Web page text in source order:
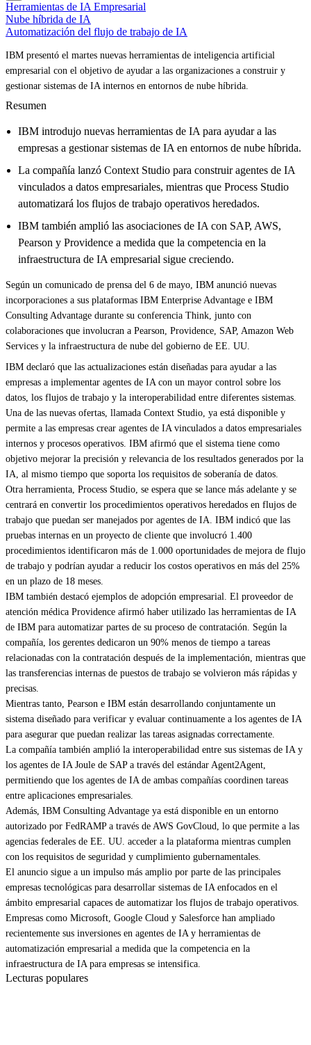
Herramientas de IA Empresarial
Nube híbrida de IA
Automatización del flujo de trabajo de IA
IBM presentó el martes nuevas herramientas de inteligencia artificial
empresarial con el objetivo de ayudar a las organizaciones a construir y
gestionar sistemas de IA internos en entornos de nube híbrida.
Resumen
IBM introdujo nuevas herramientas de IA para ayudar a las
empresas a gestionar sistemas de IA en entornos de nube híbrida.
La compañía lanzó Context Studio para construir agentes de IA
vinculados a datos empresariales, mientras que Process Studio
automatizará los flujos de trabajo operativos heredados.
IBM también amplió las asociaciones de IA con SAP, AWS,
Pearson y Providence a medida que la competencia en la
infraestructura de IA empresarial sigue creciendo.
Según un comunicado de prensa del 6 de mayo, IBM anunció nuevas
incorporaciones a sus plataformas IBM Enterprise Advantage e IBM
Consulting Advantage durante su conferencia Think, junto con
colaboraciones que involucran a Pearson, Providence, SAP, Amazon Web
Services y la infraestructura de nube del gobierno de EE. UU.
IBM declaró que las actualizaciones están diseñadas para ayudar a las
empresas a implementar agentes de IA con un mayor control sobre los
datos, los flujos de trabajo y la interoperabilidad entre diferentes sistemas.
Una de las nuevas ofertas, llamada Context Studio, ya está disponible y
permite a las empresas crear agentes de IA vinculados a datos empresariales
internos y procesos operativos. IBM afirmó que el sistema tiene como
objetivo mejorar la precisión y relevancia de los resultados generados por la
IA, al mismo tiempo que soporta los requisitos de soberanía de datos.
Otra herramienta, Process Studio, se espera que se lance más adelante y se
centrará en convertir los procedimientos operativos heredados en flujos de
trabajo que puedan ser manejados por agentes de IA. IBM indicó que las
pruebas internas en un proyecto de cliente que involucró 1.400
procedimientos identificaron más de 1.000 oportunidades de mejora de flujo
de trabajo y podrían ayudar a reducir los costos operativos en más del 25%
en un plazo de 18 meses.
IBM también destacó ejemplos de adopción empresarial. El proveedor de
atención médica Providence afirmó haber utilizado las herramientas de IA
de IBM para automatizar partes de su proceso de contratación. Según la
compañía, los gerentes dedicaron un 90% menos de tiempo a tareas
relacionadas con la contratación después de la implementación, mientras que
las transferencias internas de puestos de trabajo se volvieron más rápidas y
precisas.
Mientras tanto, Pearson e IBM están desarrollando conjuntamente un
sistema diseñado para verificar y evaluar continuamente a los agentes de IA
para asegurar que puedan realizar las tareas asignadas correctamente.
La compañía también amplió la interoperabilidad entre sus sistemas de IA y
los agentes de IA Joule de SAP a través del estándar Agent2Agent,
permitiendo que los agentes de IA de ambas compañías coordinen tareas
entre aplicaciones empresariales.
Además, IBM Consulting Advantage ya está disponible en un entorno
autorizado por FedRAMP a través de AWS GovCloud, lo que permite a las
agencias federales de EE. UU. acceder a la plataforma mientras cumplen
con los requisitos de seguridad y cumplimiento gubernamentales.
El anuncio sigue a un impulso más amplio por parte de las principales
empresas tecnológicas para desarrollar sistemas de IA enfocados en el
ámbito empresarial capaces de automatizar los flujos de trabajo operativos.
Empresas como Microsoft, Google Cloud y Salesforce han ampliado
recientemente sus inversiones en agentes de IA y herramientas de
automatización empresarial a medida que la competencia en la
infraestructura de IA para empresas se intensifica.
Lecturas populares